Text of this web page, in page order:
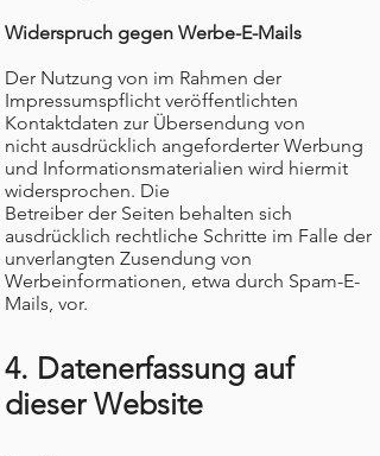
Widerspruch gegen Werbe-E-Mails
Der Nutzung von im Rahmen der
Impressumspflicht veröffentlichten
Kontaktdaten zur Übersendung von
nicht ausdrücklich angeforderter Werbung
und Informationsmaterialien wird hiermit
widersprochen. Die
Betreiber der Seiten behalten sich
ausdrücklich rechtliche Schritte im Falle der
unverlangten Zusendung von
Werbeinformationen, etwa durch Spam-E-
Mails, vor.
4. Datenerfassung auf
dieser Website